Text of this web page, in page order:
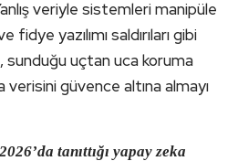
veriyle sistemleri manipüle
yazılımı saldırıları gibi
sunduğu uçtan uca koruma
verisini güvence altına almayı
tanıttığı yapay zeka